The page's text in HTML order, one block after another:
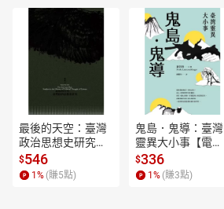
最後的天空：臺灣
政治思想史研究
【電子書】
$546
1 % (賺5點)
鬼島．鬼導：臺灣
靈異大小事【電子
書】
$336
1 % (賺3點)